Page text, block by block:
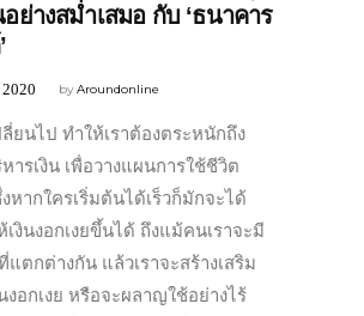
ย่างสม่ำเสมอ กับ ‘ธนาคาร
byAroundonline
ยนไป ทำให้เราต้องตระหนักถึง
หารเงิน เพื่อวางแผนการใช้ชีวิต
หากใครเริ่มต้นได้เร็วก็มักจะได้
เงินงอกเงยขึ้นได้ ถึงแม้คนเราจะมี
ตกต่างกัน แล้วเราจะสร้างเสริม
อกเงย หรือจะผลาญใช้อย่างไร้